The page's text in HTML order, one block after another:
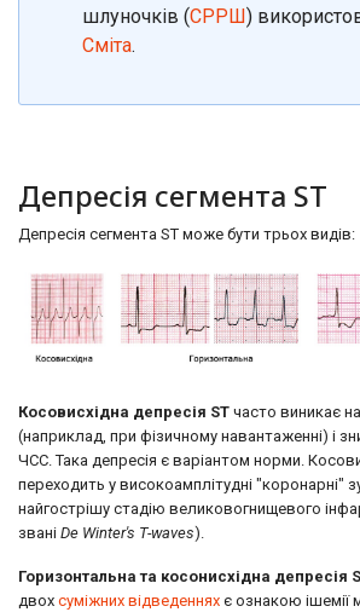
шлуночків (СРРШ)
Сміта.
Депресія сегмента ST
Депресія сегмента ST може бути трьох видів:
Косовисхідна депресія ST часто виникає на
(наприклад, при фізичному навантаженні) і
ЧСС. Така депресія є варіантом норми.
переходить у високоамплітудні "коронарні"
найгострішу стадію великовогнищевого
звані De Winter's T-waves).
Горизонтальна та косонисхідна депресія
двох суміжних відведеннях є ознакою ішемії